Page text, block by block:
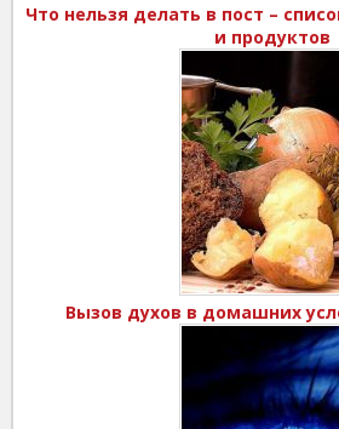
Что нельзя делать в пост –
и продуктов
Вызов духов в домашних